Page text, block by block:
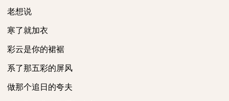
老想说
寒了就加衣
彩云是你的裙裾
系了那五彩的屏风
做那个追日的夸夫